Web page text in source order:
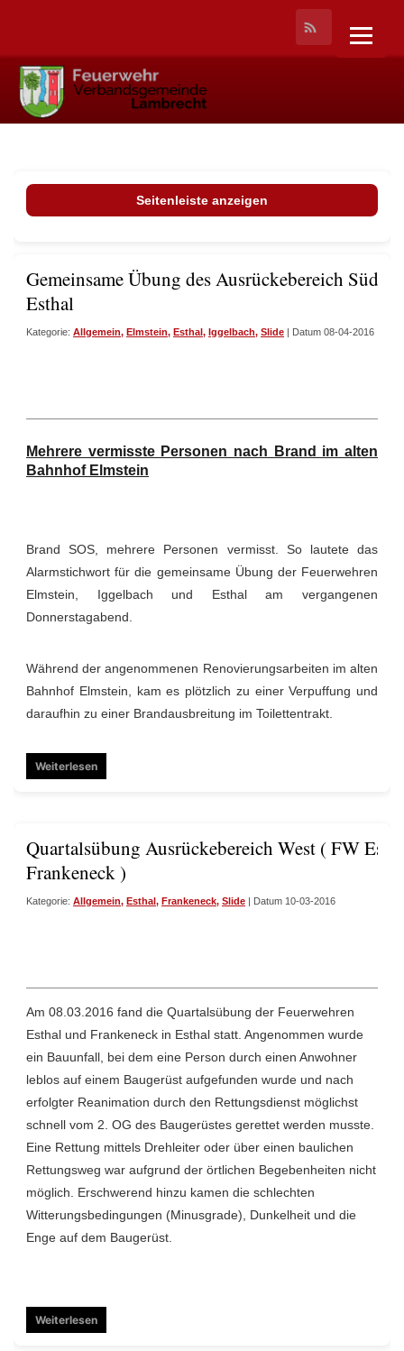
Gemeinsame Übung des Ausrückebereich Süd-
Esthal
Kategorie: Allgemein, Elmstein, Esthal , Iggelbach, Slide | Datum 08-04-2016
Mehrere vermisste Personen nach Brand im alten
Bahnhof Elmstein
Brand SOS, mehrere Personen vermisst. So lautete das
Alarmstichwort für die gemeinsame Übung der Feuerwehren
Elmstein, Iggelbach und Esthal am vergangenen
Donnerstagabend.
Während der angenommenen Renovierungsarbeiten im alten
Bahnhof Elmstein, kam es plötzlich zu einer Verpuffung und
daraufhin zu einer Brandausbreitung im Toilettentrakt.
Weiterlesen
Quartalsübung Ausrückebereich West ( FW
Frankeneck )
Kategorie: Allgemein, Esthal , Frankeneck, Slide | Datum 10-03-2016
Am 08.03.2016 fand die Quartalsübung der Feuerwehren
Esthal und Frankeneck in Esthal statt. Angenommen wurde
ein Bauunfall, bei dem eine Person durch einen Anwohner
leblos auf einem Baugerüst aufgefunden wurde und nach
erfolgter Reanimation durch den Rettungsdienst möglichst
schnell vom 2. OG des Baugerüstes gerettet werden musste.
Eine Rettung mittels Drehleiter oder über einen baulichen
Rettungsweg war aufgrund der örtlichen Begebenheiten nicht
möglich. Erschwerend hinzu kamen die schlechten
Witterungsbedingungen (Minusgrade), Dunkelheit und die
Enge auf dem Baugerüst.
Weiterlesen
Seitenleiste anzeigen